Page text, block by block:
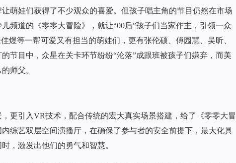
萌娃们获得了不少观众的喜爱。但孩子唱主角的节目仍然在市场
频道的《零零大冒险》，就让“00后”孩子们当家作主，引领一众
煜等一帮可爱又有担当的萌娃们，更有张伦硕、傅园慧、吴昕、
节目中，众星在关卡环节纷纷“沦落”成跟班被孩子们嫌弃，而美
师父。
更引入VR技术，配合传统的宏大真实场景搭建，给了《零零大冒
综艺双层空间演播厅，在确保了参与者的安全前提下，最大化具
，激发出他们的勇气和智慧。